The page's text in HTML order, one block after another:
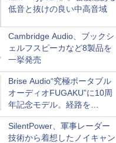
低音と抜けの良い中高音域
Cambridge Audio、ブックシ
ェルフスピーカなど8製品を
一挙発売
Brise Audio“究極ポータブル
オーディオFUGAKU”に10周
年記念モデル。経路を
NISHIKIで統一。400万円
SilentPower、軍事レーダー
技術から着想したノイキャン